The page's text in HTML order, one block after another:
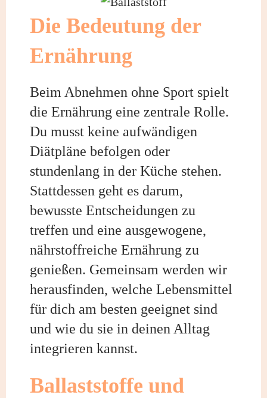
Die Bedeutung der
Ernährung
Beim Abnehmen ohne Sport spielt
die Ernährung eine zentrale Rolle.
Du musst keine aufwändigen
Diätpläne befolgen oder
stundenlang in der Küche stehen.
Stattdessen geht es darum,
bewusste Entscheidungen zu
treffen und eine ausgewogene,
nährstoffreiche Ernährung zu
genießen. Gemeinsam werden wir
herausfinden, welche Lebensmittel
für dich am besten geeignet sind
und wie du sie in deinen Alltag
integrieren kannst.
Ballaststoffe und